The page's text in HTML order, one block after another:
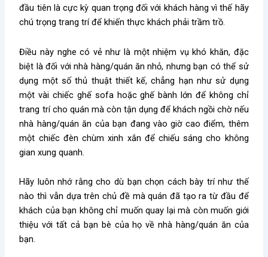
đầu tiên là cực kỳ quan trọng đối với khách hàng vì thế hãy
chú trọng trang trí để khiến thực khách phải trầm trồ.
Điều này nghe có vẻ như là một nhiệm vụ khó khăn, đặc
biệt là đối với nhà hàng/quán ăn nhỏ, nhưng bạn có thể sử
dụng một số thủ thuật thiết kế, chẳng hạn như sử dụng
một vài chiếc ghế sofa hoặc ghế bành lớn để không chỉ
trang trí cho quán mà còn tận dụng để khách ngồi chờ nếu
nhà hàng/quán ăn của bạn đang vào giờ cao điểm, thêm
một chiếc đèn chùm xinh xắn để chiếu sáng cho không
gian xung quanh.
Hãy luôn nhớ rằng cho dù bạn chọn cách bày trí như thế
nào thì vẫn dựa trên chủ đề mà quán đã tạo ra từ đầu để
khách của bạn không chỉ muốn quay lại mà còn muốn giới
thiệu với tất cả bạn bè của họ về nhà hàng/quán ăn của
bạn.